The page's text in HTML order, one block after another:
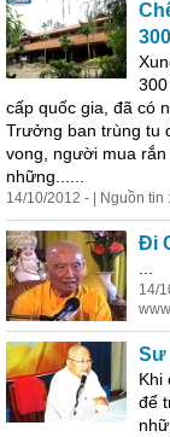
cấp quốc gia, đã có
Trưởng ban trùng tu
vong, người mua
những......
14/10/2012 - | Nguồn tin
Đi
14/
Sư
Khi
để